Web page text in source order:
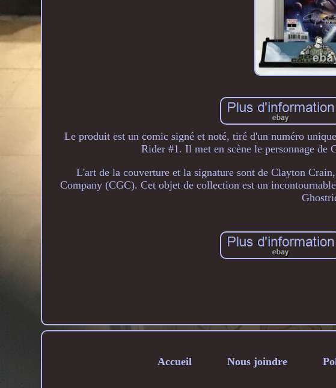
Le produit est un comic signé et noté, tiré d'un numéro
Rider #1. Il met en scène le personnage de
L'art de la couverture et la signature sont de Clayton
Company (CGC). Cet objet de collection est un
Accueil Nous joindre